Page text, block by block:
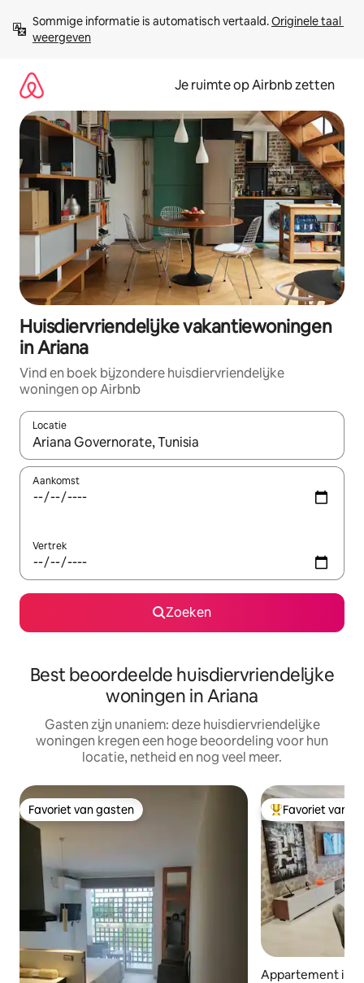
direct
naar
Sommige informatie is automatisch vertaald. Originele taal
weergeven
Je ruimte op Airbnb zetten
Huisdiervriendelijke vakantiewoningen
in Ariana
Vind en boek bijzondere huisdiervriendelijke
woningen op Airbnb
Locatie
Wanneer er suggesties beschikbaar zijn, maak je een keuze
Aankomst
Vertrek
Zoeken
Best beoordeelde huisdiervriendelijke
woningen in Ariana
Gasten zijn unaniem: deze huisdiervriendelijke
woningen kregen een hoge beoordeling voor hun
locatie, netheid en nog veel meer.
Favoriet van gasten
Favoriet van gasten Topfavoriet van
Favoriet van
Appartement in